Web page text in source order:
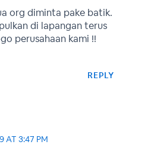
org diminta pake batik.
di lapangan terus
perusahaan kami !!
REPLY
AT 3:47 PM